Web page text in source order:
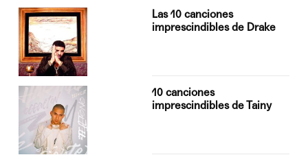
Las 10 canciones
imprescindibles de Drake
10 canciones
imprescindibles de Tainy